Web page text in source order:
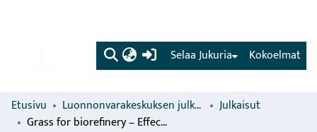
(current) Kokoelmat
Selaa Jukuria
Etusivu Luonnonvarakeskuksen julkaisut
Julkaisut
Grass for biorefinery – Effects of pretreatments and additives on liquid yield and composition